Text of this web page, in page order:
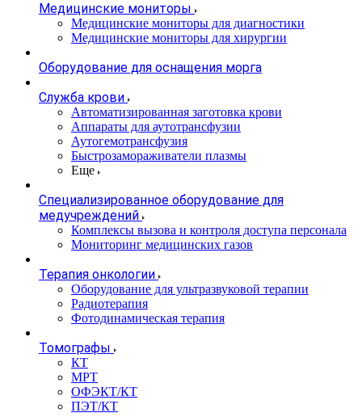
Медицинские мониторы
Медицинские мониторы для диагностики
Медицинские мониторы для хирургии
Оборудование для оснащения морга
Служба крови
Автоматизированная заготовка крови
Аппараты для аутотрансфузии
Аутогемотрансфузия
Быстрозамораживатели плазмы
Еще
Специализированное оборудование для
медучреждений
Комплексы вызова и контроля доступа персонала
Мониторинг медицинских газов
Терапия онкологии
Оборудование для ультразвуковой терапии
Радиотерапия
Фотодинамическая терапия
Томографы
КТ
МРТ
ОФЭКТ/КТ
ПЭТ/КТ